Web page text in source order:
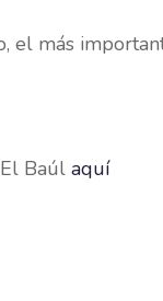
el más
Baúl aquí